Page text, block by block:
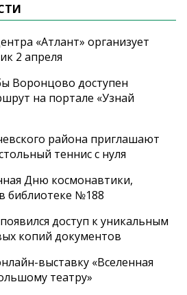
«Атлант» организует
2 апреля
Воронцово доступен
на портале «Узнай
района приглашают
теннис с нуля
Дню космонавтики,
библиотеке №188
доступ к уникальным
копий документов
выставку «Вселенная
театру»